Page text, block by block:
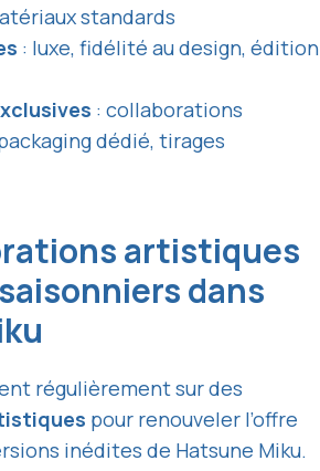
standards
: luxe, fidélité au design, édition
: collaborations
dédié, tirages
artistiques
dans
régulièrement sur des
pour renouveler l’offre
inédites de Hatsune Miku.